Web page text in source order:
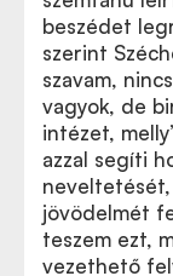
beszédet
szerint
szavam,
vagyok, de
intézet,
azzal segíti
neveltetését,
jövödelmét
teszem ezt,
vezethető